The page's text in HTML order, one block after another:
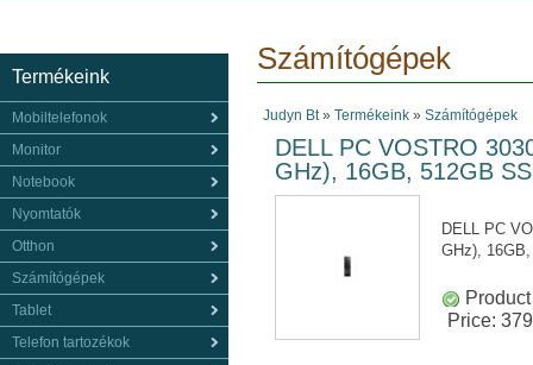
Számítógépek
Judyn Bt» Termékeink» Számítógépek
DELL PC VOSTRO
GHz), 16GB, 512GB
DELL PC
GHz),
Price:
Termékeink
Mobiltelefonok
Monitor
Notebook
Nyomtatók
Otthon
Számítógépek
Tablet
Telefon tartozékok